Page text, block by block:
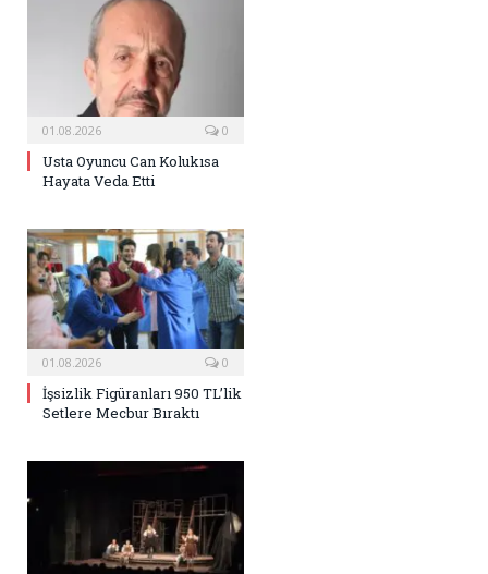
01.08.2026 0
Usta Oyuncu Can Kolukısa
Hayata Veda Etti
01.08.2026 0
İşsizlik Figüranları 950 TL’lik
Setlere Mecbur Bıraktı